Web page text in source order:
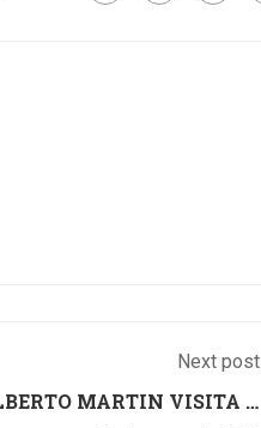
Next post
MARTIN VISITA O